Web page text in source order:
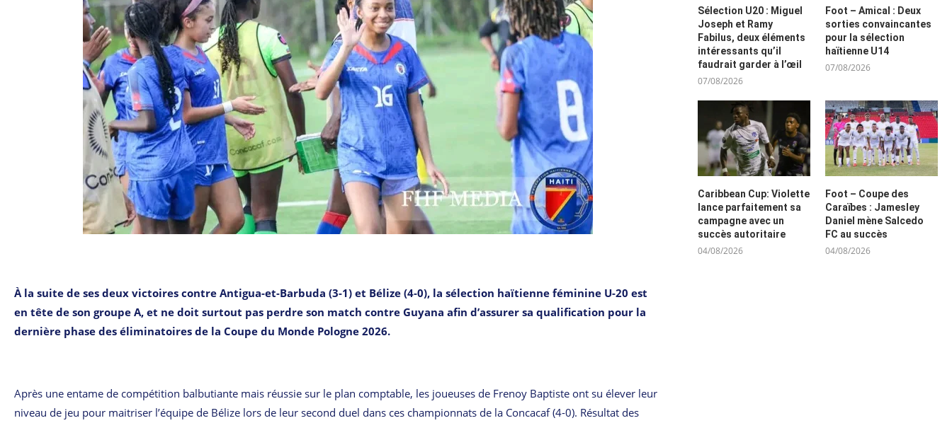
À la suite de ses deux victoires contre Antigua-et-Barbuda (3-1) et Bélize (4-0), la sélection haïtienne féminine U-20 est
en tête de son groupe A, et ne doit surtout pas perdre son match contre Guyana afin d’assurer sa qualification pour la
dernière phase des éliminatoires de la Coupe du Monde Pologne 2026.
Après une entame de compétition balbutiante mais réussie sur le plan comptable, les joueuses de Frenoy Baptiste ont su élever leur
niveau de jeu pour maitriser l’équipe de Bélize lors de leur second duel dans ces championnats de la Concacaf (4-0). Résultat des
Sélection U20 : Miguel
Joseph et Ramy
Fabilus, deux éléments
intéressants qu’il
faudrait garder à l’œil
07/08/2026
Foot – Amical : Deux
sorties convaincantes
pour la sélection
haïtienne U14
07/08/2026
Caribbean Cup: Violette
lance parfaitement sa
campagne avec un
succès autoritaire
04/08/2026
Foot – Coupe des
Caraïbes : Jamesley
Daniel mène Salcedo
FC au succès
04/08/2026